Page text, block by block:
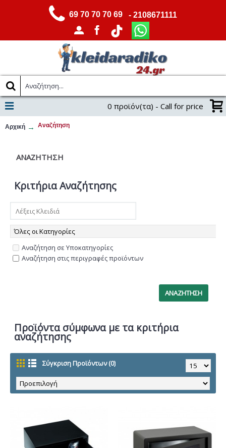
69 70 70 70 69 - 2108671111
0 προϊόν(τα) - Call for price
Αρχική Αναζήτηση
ΑΝΑΖΉΤΗΣΗ
Κριτήρια Αναζήτησης
Αναζήτηση σε Υποκατηγορίες
Αναζήτηση στις περιγραφές προϊόντων
Προϊόντα σύμφωνα με τα κριτήρια
αναζήτησης
Σύγκριση Προϊόντων (0)